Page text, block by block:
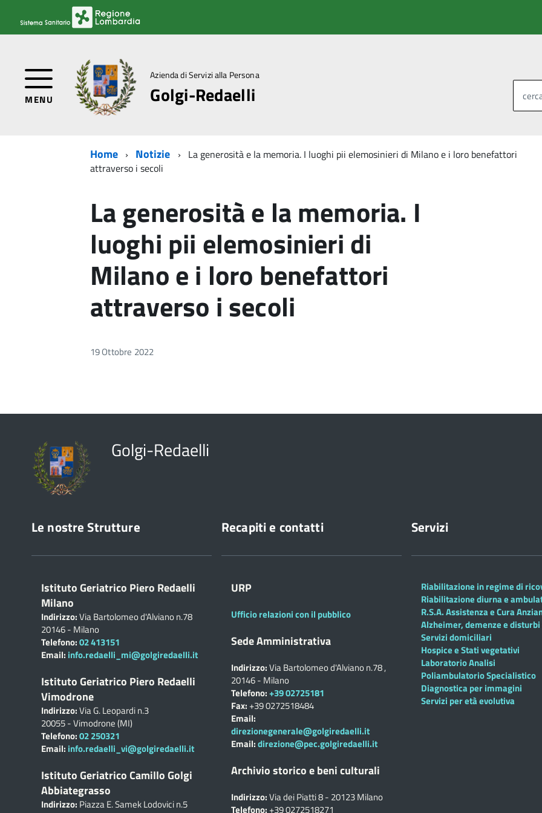
MENU
Azienda di Servizi alla Persona
Golgi-Redaelli
Home Notizie
La generosità e la memoria. I luoghi pii elemosinieri di Milano e i loro benefattori
attraverso i secoli
La generosità e la memoria. I
luoghi pii elemosinieri di
Milano e i loro benefattori
attraverso i secoli
19 Ottobre 2022
Golgi-Redaelli
Le nostre Strutture
Istituto Geriatrico Piero Redaelli
Milano
Indirizzo:Via Bartolomeo d'Alviano n.78
20146 - Milano
Telefono:02 413151
Email: info.redaelli_mi@golgiredaelli.it
Istituto Geriatrico Piero Redaelli
Vimodrone
Indirizzo:Via G. Leopardi n.3
20055 - Vimodrone (MI)
Telefono:02 250321
Email: info.redaelli_vi@golgiredaelli.it
Istituto Geriatrico Camillo Golgi
Abbiategrasso
Indirizzo: Piazza E. Samek Lodovici n.5
Recapiti e contatti
URP
Ufficio relazioni con il pubblico
Sede Amministrativa
Indirizzo:Via Bartolomeo d'Alviano n.78 ,
20146 - Milano
Telefono:+39 02725181
Fax:+39 0272518484
Email:
direzionegenerale@golgiredaelli.it
Email:direzione@pec.golgiredaelli.it
Archivio storico e beni culturali
Indirizzo:Via dei Piatti 8 - 20123 Milano
Telefono:+39 0272518271
Servizi
Riabilitazione in regime di
Riabilitazione diurna e
R.S.A. Assistenza e Cura
Alzheimer, demenze e
Servizi domiciliari
Hospice e Stati vegetativi
Laboratorio Analisi
Poliambulatorio Specialistico
Diagnostica per immagini
Servizi per età evolutiva